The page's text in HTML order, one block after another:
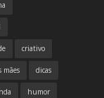
criativo
mães dicas
humor